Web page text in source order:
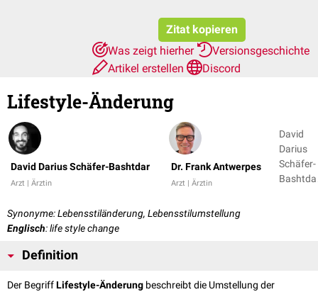
Zitat kopieren
Was zeigt hierher
Versionsgeschichte
Artikel erstellen
Discord
Lifestyle-Änderung
David Darius Schäfer-Bashtdar
Arzt | Ärztin
Dr. Frank Antwerpes
Arzt | Ärztin
David
Darius
Schäfer-
Synonyme: Lebensstiländerung, Lebensstilumstellung
Englisch: life style change
Definition
Der BegriffLifestyle-Änderung beschreibt die Umstellung der